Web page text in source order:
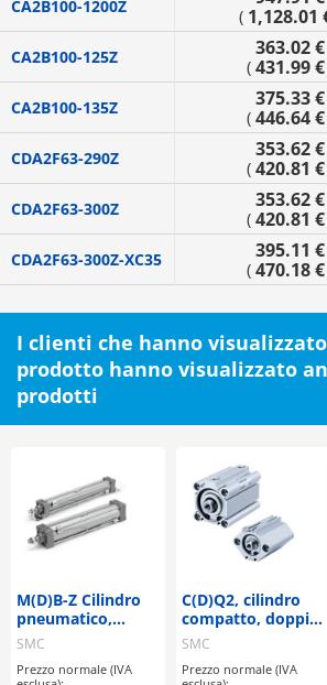
CA2B100-1200Z ( 1,128.01
CA2B100-125Z 363.02 €
( 431.99 €
CA2B100-135Z 375.33 €
( 446.64 €
CDA2F63-290Z 353.62 €
( 420.81 €
CDA2F63-300Z 353.62 €
( 420.81 €
CDA2F63-300Z-XC35 395.11 €
( 470.18 €
I clienti che hanno
prodotto hanno visualizzato
prodotti
M(D)B-Z Cilindro
pneumatico,
doppio effeto,
stelo semplice
SMC
Prezzo normale (IVA
C(D)Q2, cilindro
compatto, doppio
effetto, stelo
semplice con
scanalatura di
SMC
Prezzo normale (IVA